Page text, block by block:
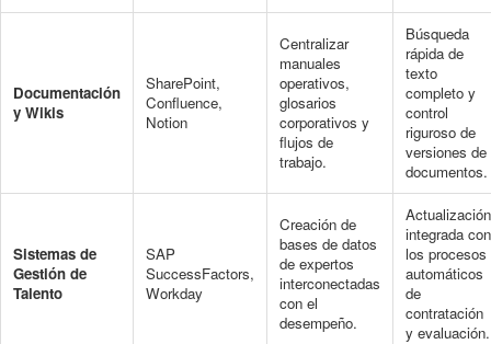
Documentación
y Wikis
SharePoint,
Confluence,
Notion
Centralizar
manuales
operativos,
glosarios
corporativos y
flujos de
trabajo.
Búsqueda
rápida de
texto
completo y
control
riguroso de
versiones de
documentos.
Sistemas de
Gestión de
Talento
SAP
SuccessFactors,
Workday
Creación de
bases de datos
de expertos
interconectadas
con el
desempeño.
Actualización
integrada con
los procesos
automáticos
de
contratación
y evaluación.